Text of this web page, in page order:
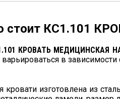
стоит КС1.101
КРОВАТЬ МЕДИЦИНСКАЯ
в
кровати изготовлена из